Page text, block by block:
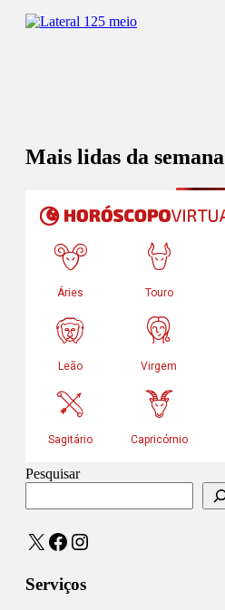
Mais lidas da semana
Pesquisar
X Facebook
Instagram
Serviços